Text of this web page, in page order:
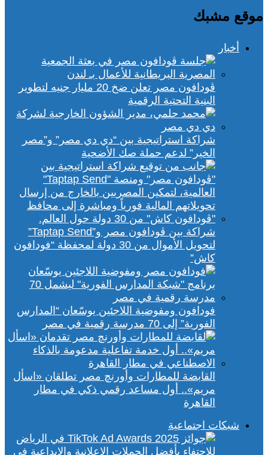
موقع مشبك
أخبار
ڤودافون مصر تعلن ضخ 20 مليار جنيه لتطوير
البنية التحتية الرقمية
شراكة استراتيجية بين “دي دي مصر” و”مصر
الخير” لدعم حملة صك الأضحية
شراكة بين ڤودافون مصر و”Taptap Send”
لتحويل الأموال من 30 دولة لمحفظة “فودافون
كاش”
فودافون ومفوضية اللاجئين يوسّعان “المدارس
الفورية” إلى 70 مدرسة رقمية في مصر
القابضة للمطارات وأورنچ مصر تطلقان «اسأل
مريم».. أول مساعد رقمي ذكي في مطار
القاهرة
شبكات اجتماعية